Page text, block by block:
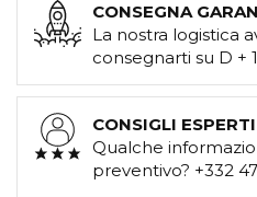
CONSEGNA
La nostra logistica
consegnarti su D +
CONSIGLI ESPERTI
Qualche
preventivo? +332